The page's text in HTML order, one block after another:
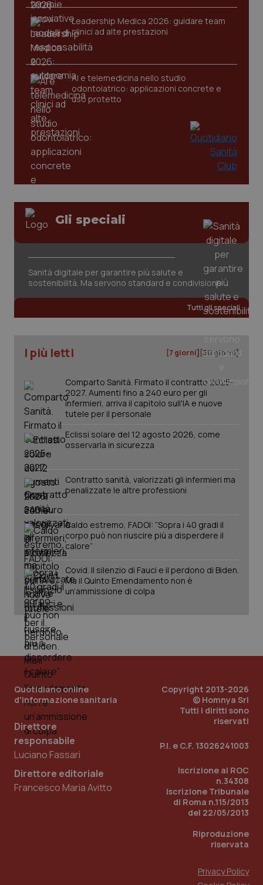
Tumori gastrointestinali
Ulcera & Reflusso
Vaccini
Leadership Medica 2026: guidare team
clinici ad alte prestazioni
AI e telemedicina nello studio
odontoiatrico: applicazioni concrete e
uso protetto
Gli speciali
Sanità digitale per garantire più salute e
sostenibilità. Ma servono standard e condivisione
Tutti gli speciali
I più letti [7 giorni] [30 giorni]
Comparto Sanità. Firmato il contratto 2025-
2027. Aumenti fino a 240 euro per gli
infermieri, arriva il capitolo sull'IA e nuove
tutele per il personale
Eclissi solare del 12 agosto 2026, come
osservarla in sicurezza
Contratto sanità, valorizzati gli infermieri ma
penalizzate le altre professioni
Caldo estremo, FADOI: “Sopra i 40 gradi il
corpo può non riuscire più a disperdere il
calore”
Covid. Il silenzio di Fauci e il perdono di Biden.
Ma il Quinto Emendamento non è
un’ammissione di colpa
Quotidiano online
d'informazione sanitaria
Direttore
responsabile
Luciano Fassari
Direttore editoriale
Francesco Maria Avitto
Copyright 2013-2026
© Homnya Srl
Tutti i diritti sono
riservati
P.I. e C.F. 13026241003
Iscrizione al ROC
n.34308
Iscrizione Tribunale
di Roma n.115/2013
del 22/05/2013
Riproduzione
riservata
Privacy Policy
VISITOR_PRIVACY_METADATA
YouTube
CookieScriptConsent
www.quotidianosanita.it
tracking-sites-ironfish-
session-id
www.quotidianosanita.it
_ga
PHP.net
www.quotidianosanita.it